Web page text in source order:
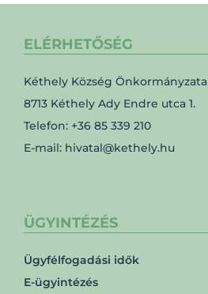
ELÉRHETŐSÉG
Kéthely Község Önkormányzata
8713 Kéthely Ady Endre utca 1.
Telefon: +36 85 339 210
E-mail: hivatal@kethely.hu
ÜGYINTÉZÉS
Ügyfélfogadási idők
E-ügyintézés